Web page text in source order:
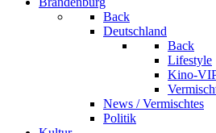
Back
Deutschland
Back
Lifestyle
Kino-
News / Vermischtes
Politik